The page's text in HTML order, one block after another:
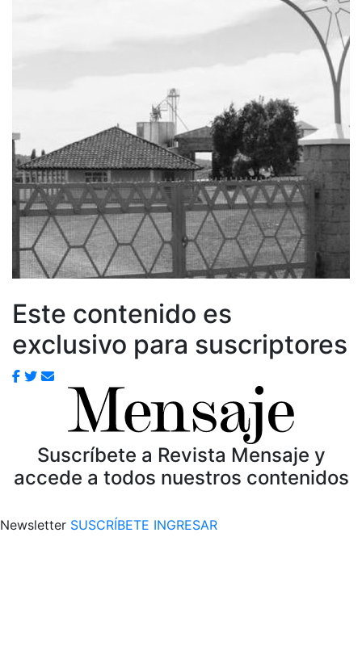
Este contenido es
exclusivo para suscriptores
Suscríbete a Revista Mensaje y
accede a todos nuestros contenidos
Newsletter SUSCRÍBETE INGRESAR